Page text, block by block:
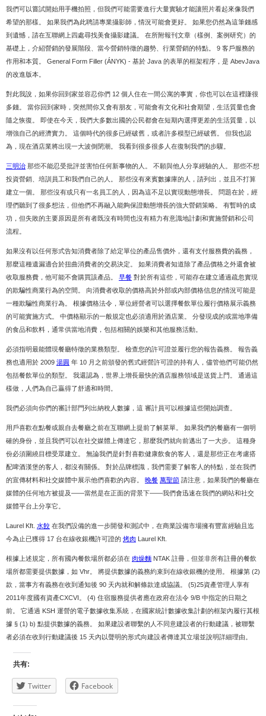
我們可以嘗試開始用手機拍照，但我們可能需要進行大量實驗才能讓照片看起來像我們
希望的那樣。 如果我們為此聘請專業攝影師，情況可能會更好。 如果您仍然為這筆錢感
到遺憾，請在互聯網上四處尋找美食攝影建議。 在所附報刊文章（樣例、案例研究）的
基礎上，介紹營銷的發展階段、當今營銷特徵的趨勢、行業營銷的特點。 9 客戶服務的
作用和本質。 General Form Filler (ÁNYK) - 基於 Java 的表單的框架程序，是 AbevJava
的改進版本。
對此我說，如果你回到家並容忍你們 12 個人住在一間公寓的事實，你也可以在這裡賺很
多錢。 當你回到家時，突然間你又會有朋友，可能會有文化和社會期望，生活質量也會
隨之恢復。 即使在今天，我們大多數出國的公民都會在短期內選擇更差的生活質量，以
增強自己的經濟實力。 這個時代的很多已經破舊，或者許多模型已經破舊。 但我也認
為，現在酒店業將出現一大波倒閉潮。 我看到很多很多人在復制我們的步驟。
三明治 那些不能忍受批評並害怕任何新事物的人。 不願與他人分享經驗的人。 那些不想
投資營銷、培訓員工和我們自己的人。 那些沒有來賓數據庫的人，請列出，並且不打算
建立一個。 那些沒有或只有一名員工的人，因為這不足以實現動態增長。 問題在於，經
理們聽到了很多想法，但他們不再融入能夠保證動態增長的強大營銷策略。 有暫時的成
功，但失敗的主要原因是所有者既沒有時間也沒有精力有意識地計劃和實施營銷和公司
流程。
如果沒有以任何形式告知消費者除了給定單位的產品售價外，還有支付服務費的義務，
那麼這種遺漏適合於扭曲消費者的交易決定。 如果消費者知道除了產品價格之外還會被
收取服務費，他可能不會購買該產品。 早餐 對於所有這些，可能存在建立通過疏忽實現
的欺騙性商業行為的空間。 向消費者收取的價格高於外部或內部價格信息的情況可能是
一種欺騙性商業行為。 根據價格法令，單位經營者可以選擇餐飲單位履行價格展示義務
的可能實施方式。 中價格顯示的一般規定也必須適用於酒店業。 分發現成的或當地準備
的食品和飲料，通常供當地消費，包括相關的娛樂和其他服務活動。
必須指明最能體現餐廳特徵的業務類型。 檢查您的許可證並履行您的報告義務。 報告義
務也適用於 2009 湯圓 年 10 月之前頒發的舊式經營許可證的持有人，儘管他們可能仍然
包括餐飲單位的類型。 我還認為，世界上增長最快的酒店服務領域是送貨上門。 通過這
樣做，人們為自己贏得了舒適和時間。
我們必須向你們的審計部門列出納稅人數據，這 審計員可以根據這些開始調查。
用戶喜歡在點餐或親自去餐廳之前在互聯網上提前了解菜單。 如果我們的餐廳有一個明
確的身份，並且我們可以在社交媒體上傳達它，那麼我們就向前邁出了一大步。 這種身
份必須圍繞目標受眾建立。 無論我們是針對喜歡健康飲食的客人，還是那些正在考慮搭
配啤酒漢堡的客人，都沒有關係。 對於品牌標識，我們需要了解客人的特點，並在我們
的宣傳材料和社交媒體中展示他們喜歡的內容。 晚餐 萬聖節 請注意，如果我們的餐廳在
媒體的任何地方被提及——當然是在正面的背景下——我們會迅速在我們的網站和社交
媒體平台上分享它。
Laurel Kft. 水餃 在我們設備的進一步開發和測試中，在商業設備市場擁有豐富經驗且迄
今為止已獲得 17 台在線收銀機許可證的 烤肉 Laurel Kft.
根據上述規定，所有國內餐飲場所都必須在 肉燥麵 NTAK 註冊，但並非所有註冊的餐飲
場所都需要提供數據，如 Vhr。 將提供數據的義務約束到在線收銀機的使用。 根據第 (2)
款，當事方有義務在收到通知後 90 天內就和解條款達成協議。 (5)25資產管理人享有
2011年度國有資產CXCVI。 (4) 住宿服務提供者應在政府在法令 9/B 中指定的日期之
前。 它通過 KSH 運營的電子數據收集系統，在國家統計數據收集計劃的框架內履行其根
據 § (1) b) 點提供數據的義務。 如果建設者聯繫的人不同意建設者的行動建議，被聯繫
者必須在收到行動建議後 15 天內以聲明的形式向建設者傳達其立場並說明詳細理由。
共有:
Twitter Facebook